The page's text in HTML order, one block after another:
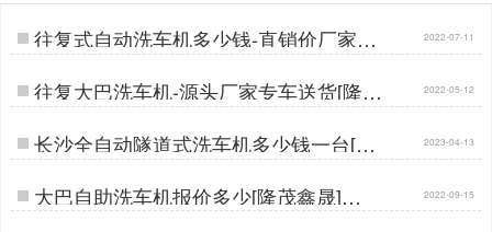
往复式自动洗车机多少钱-直销价厂家在
这里[隆茂鑫晟]…
2022-07-11
往复大巴洗车机-源头厂家专车送货[隆茂
鑫晟]…
2022-05-12
长沙全自动隧道式洗车机多少钱一台[隆
茂鑫晟]…
2023-04-13
大巴自助洗车机报价多少[隆茂鑫晟]… 2022-09-15